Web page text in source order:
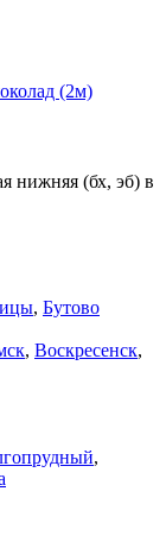
(2м)
нижняя (бх, эб) в
, Бутово
, Воскресенск,
,